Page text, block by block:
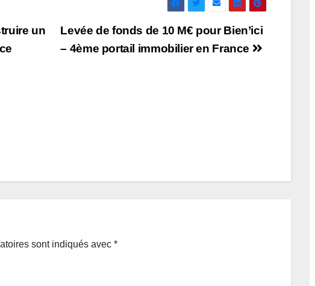
Levée de fonds de 10 M€ pour Bien’ici
– 4ème portail immobilier en France
un
sont indiqués avec *